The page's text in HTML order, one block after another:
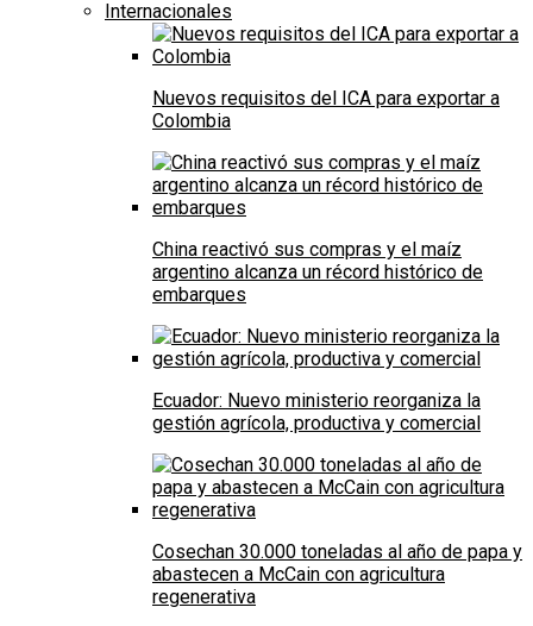
Internacionales
Nuevos requisitos del ICA para exportar a
Colombia
China reactivó sus compras y el maíz
argentino alcanza un récord histórico de
embarques
Ecuador: Nuevo ministerio reorganiza la
gestión agrícola, productiva y comercial
Cosechan 30.000 toneladas al año de papa y
abastecen a McCain con agricultura
regenerativa